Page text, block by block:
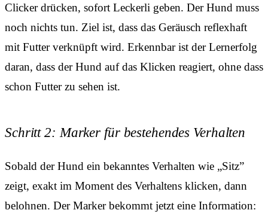
Clicker drücken, sofort Leckerli geben. Der Hund muss
noch nichts tun. Ziel ist, dass das Geräusch reflexhaft
mit Futter verknüpft wird. Erkennbar ist der Lernerfolg
daran, dass der Hund auf das Klicken reagiert, ohne dass
schon Futter zu sehen ist.
Schritt 2: Marker für bestehendes Verhalten
Sobald der Hund ein bekanntes Verhalten wie „Sitz”
zeigt, exakt im Moment des Verhaltens klicken, dann
belohnen. Der Marker bekommt jetzt eine Information: